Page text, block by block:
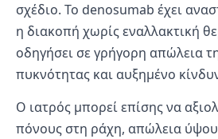
σχέδιο. Το denosumab έχει
η διακοπή χωρίς εναλλακτική
οδηγήσει σε γρήγορη απώλεια
πυκνότητας και αυξημένο
Ο ιατρός μπορεί επίσης να
πόνους στη ράχη, απώλεια